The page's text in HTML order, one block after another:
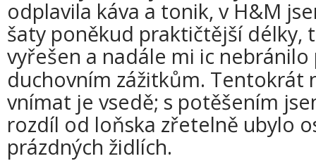
odplavila káva a tonik, v H&M
šaty poněkud praktičtější délky,
vyřešen a nadále mi ic
duchovním zážitkům. Tentokrát
vnímat je vsedě; s potěšením
rozdíl od loňska zřetelně ubylo
prázdných židlích.